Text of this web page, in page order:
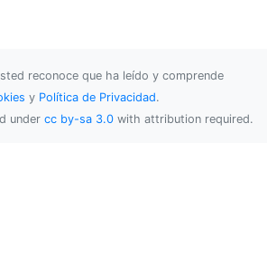
reconoce que ha leído y comprende
y Política de Privacidad.
under cc by-sa 3.0 with attribution required.